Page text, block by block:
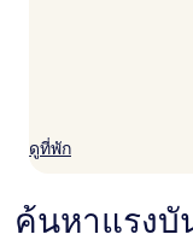
ดูที่พัก
ค้นหาแรงบั